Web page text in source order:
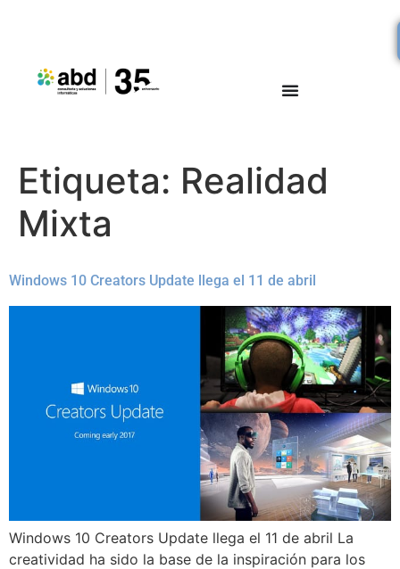
Etiqueta: Realidad
Mixta
Windows 10 Creators Update llega el 11 de abril
Windows 10 Creators Update llega el 11 de abril La
creatividad ha sido la base de la inspiración para los